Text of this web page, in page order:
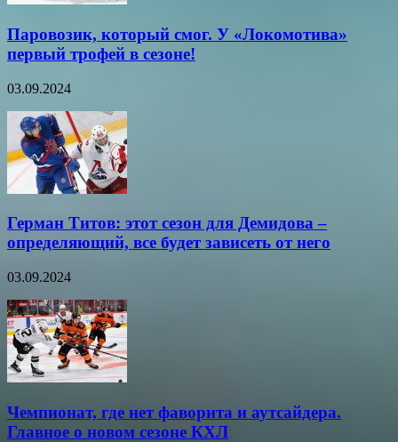
Паровозик, который смог. У «Локомотива»
первый трофей в сезоне!
03.09.2024
Герман Титов: этот сезон для Демидова –
определяющий, все будет зависеть от него
03.09.2024
Чемпионат, где нет фаворита и аутсайдера.
Главное о новом сезоне КХЛ